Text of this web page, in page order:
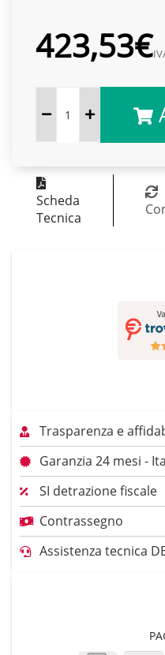
423,53€
Scheda
Tecnica
Trasparenza e
Garanzia 24 mesi -
SI detrazione fiscale
Contrassegno
Assistenza tecnica